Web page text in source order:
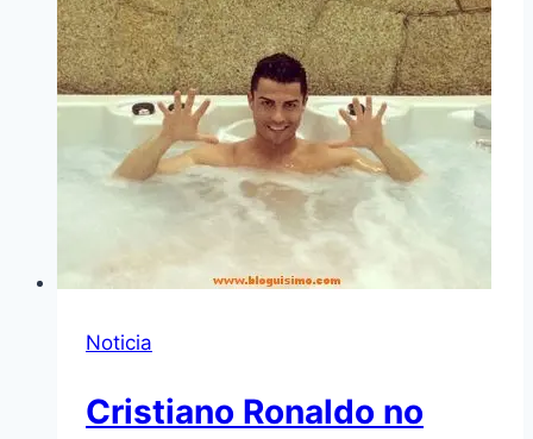
Noticia
Cristiano Ronaldo no